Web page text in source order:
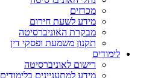
מכרזים
מידע לשעת חירום
מבקרת האוניברסיטה
תקנון משמעת ופסקי דין
לימודים
רישום לאוניברסיטה
מידע למתעניינים בלימודים